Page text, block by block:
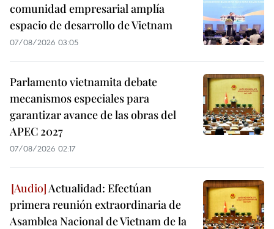
comunidad empresarial amplía
espacio de desarrollo de Vietnam
07/08/2026 03:05
Parlamento vietnamita debate
mecanismos especiales para
garantizar avance de las obras del
APEC 2027
07/08/2026 02:17
Actualidad: Efectúan
primera reunión extraordinaria de
Asamblea Nacional de Vietnam de la